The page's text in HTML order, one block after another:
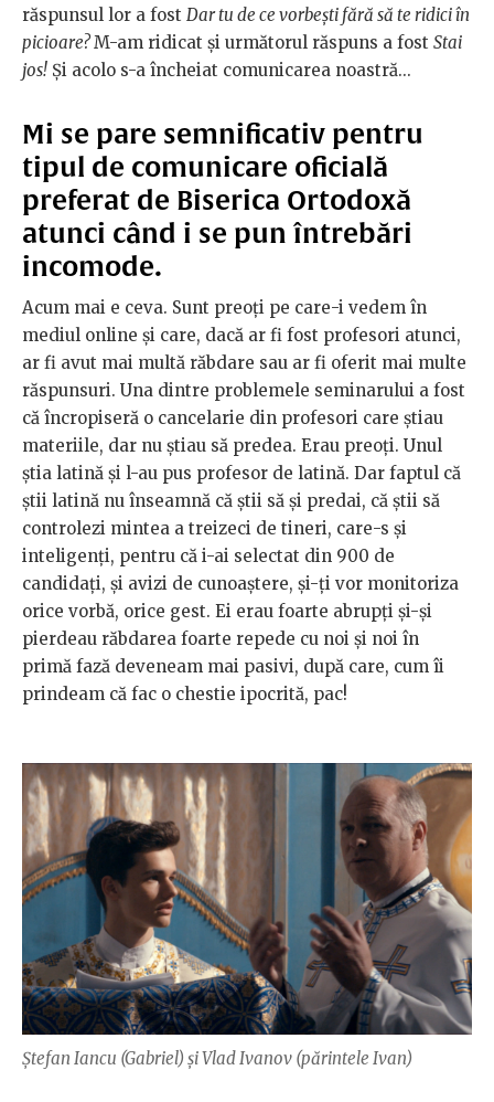
răspunsul lor a fost Dar tu de ce vorbești fără să te ridici în
picioare?M-am ridicat și următorul răspuns a fost Stai
jos! Și acolo s-a încheiat comunicarea noastră...
Mi se pare semnificativ pentru
tipul de comunicare oficială
preferat de Biserica Ortodoxă
atunci când i se pun întrebări
incomode.
Acum mai e ceva. Sunt preoți pe care-i vedem în
mediul online și care, dacă ar fi fost profesori atunci,
ar fi avut mai multă răbdare sau ar fi oferit mai multe
răspunsuri. Una dintre problemele seminarului a fost
că încropiseră o cancelarie din profesori care știau
materiile, dar nu știau să predea. Erau preoți. Unul
știa latină și l-au pus profesor de latină. Dar faptul că
știi latină nu înseamnă că știi să și predai, că știi să
controlezi mintea a treizeci de tineri, care-s și
inteligenți, pentru că i-ai selectat din 900 de
candidați, și avizi de cunoaștere, și-ți vor monitoriza
orice vorbă, orice gest. Ei erau foarte abrupți și-și
pierdeau răbdarea foarte repede cu noi și noi în
primă fază deveneam mai pasivi, după care, cum îi
prindeam că fac o chestie ipocrită, pac!
Ștefan Iancu (Gabriel) și Vlad Ivanov (părintele Ivan)